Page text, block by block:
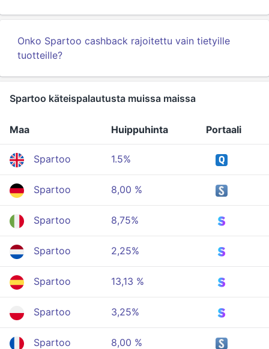
Onko Spartoo cashback rajoitettu vain tietyille
tuotteille?
Spartoo käteispalautusta muissa maissa
Maa Huippuhinta Portaali
Spartoo 1.5%
Spartoo 8,00 %
Spartoo 8,75%
Spartoo 2,25%
Spartoo 13,13 %
Spartoo 3,25%
Spartoo 8,00 %